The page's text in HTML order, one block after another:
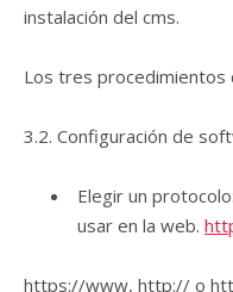
instalación del cms.
Los tres procedimientos
3.2. Configuración de
Elegir un
usar en la web.
https://www, http:// o